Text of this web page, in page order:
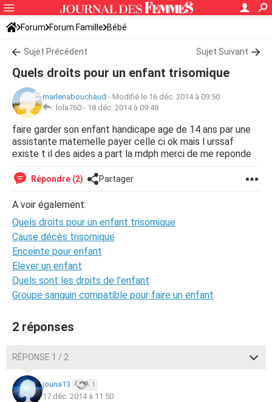
Forum Forum Famille Bébé
Sujet Précédent Sujet Suivant
Quels droits pour un enfant trisomique
marlenabouchaud - Modifié le 16 déc. 2014 à 09:50
lola760 - 18 déc. 2014 à 09:48
faire garder son enfant handicape age de 14 ans par une
assistante maternelle payer celle ci ok mais l urssaf
existe t il des aides a part la mdph merci de me reponde
Répondre (2) Partager
A voir également:
Quels droits pour un enfant trisomique
Cause décès trisomique
Enceinte pour enfant
Elever un enfant
Quels sont les droits de l'enfant
Groupe sanguin compatible pour faire un enfant
2 réponses
RÉPONSE 1 / 2
jouna13 1
17 déc. 2014 à 11:50